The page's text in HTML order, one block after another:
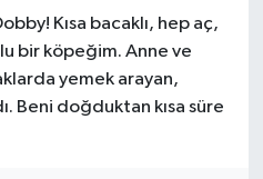
Kısa bacaklı, hep aç,
bir köpeğim. Anne ve
yemek arayan,
Beni doğduktan kısa süre